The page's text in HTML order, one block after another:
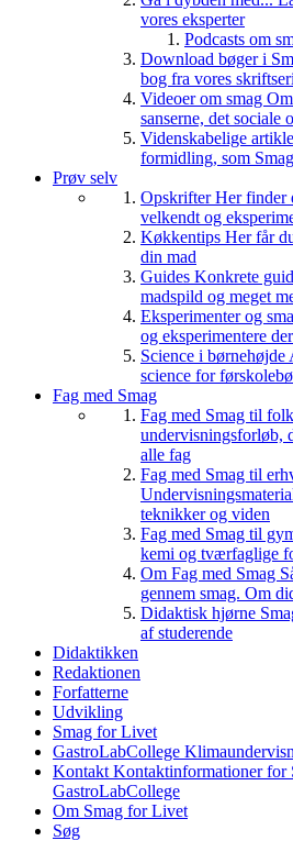
vores eksperter
Podcasts om
Download bøger i
bog fra vores
Videoer om smag
sanserne, det
Videnskabelige
formidling, som
Prøv selv
OpskrifterHer finder
velkendt og
Køkkentips Her får
din mad
Guides Konkrete
madspild og meget
Eksperimenter og
og eksperimentere
Science i børnehøjde
science for
Fag med Smag
Fag med Smag til
undervisningsforløb,
alle fag
Fag med Smag til
teknikker og viden
Fag med Smag til
kemi og tværfaglige
Om Fag med Smag
gennem smag. Om
Didaktisk hjørne
af studerende
Didaktikken
Redaktionen
Forfatterne
Udvikling
Smag for Livet
GastroLabCollege
Kontakt Kontaktinformationer for
GastroLabCollege
Om Smag for Livet
Søg